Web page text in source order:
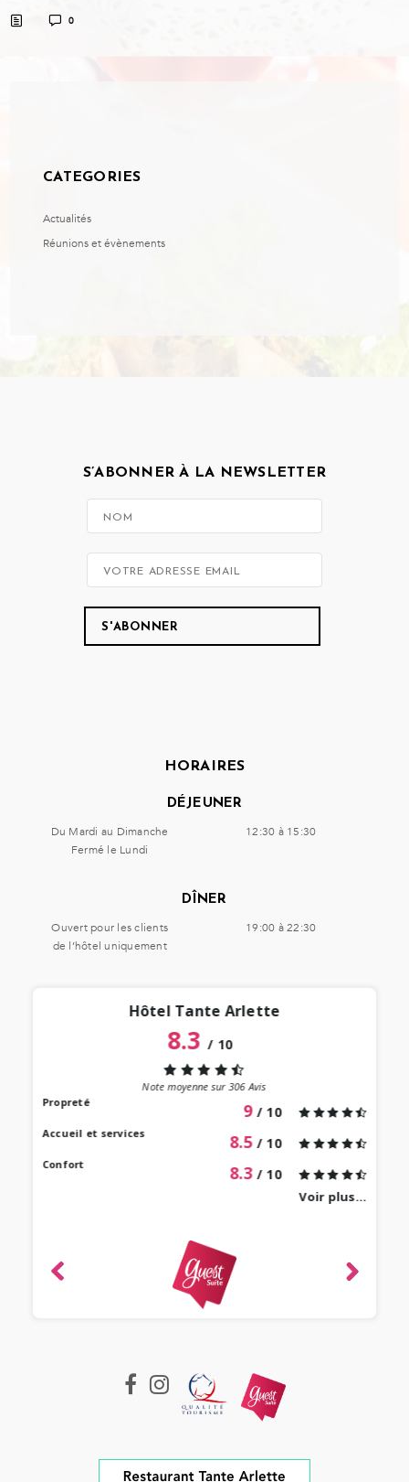
0
CATEGORIES
Actualités
Réunions et évènements
S’ABONNER À LA NEWSLETTER
HORAIRES
DÉJEUNER
Du Mardi au Dimanche
Fermé le Lundi
12:30 à 15:30
DÎNER
Ouvert pour les clients
de l’hôtel uniquement
19:00 à 22:30
Hôtel Tante Arlette
8.3/ 10
Note moyenne sur306Avis
Propreté
9 / 10
Accueil et services 8.5 / 10
Confort 8.3 / 10
Voir plus...